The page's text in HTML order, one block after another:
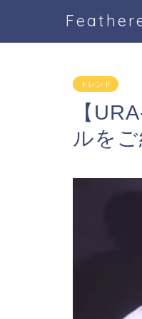
トレンド
【
ルを